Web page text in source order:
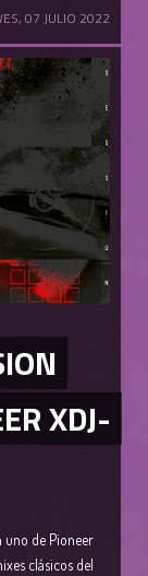
07 JULIO 2022
XDJ-
uno de Pioneer
clásicos del